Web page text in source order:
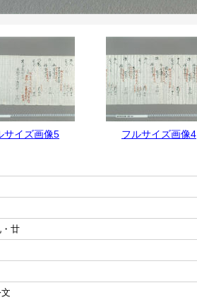
サイズ画像5 フルサイズ画像4
廿